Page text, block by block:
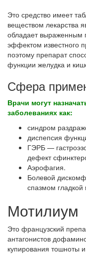
Это средство имеет
веществом лекарства
обладает выраженным
эффектом известного
поэтому препарат
функции желудка и
Сфера
Врачи могут
заболеваниях как:
синдром
диспепсия
ГЭРБ —
дефект
Аэрофагия.
Болевой
спазмом гладкой
Мотилиум
Это французский
антагонистов
купирования тошноты